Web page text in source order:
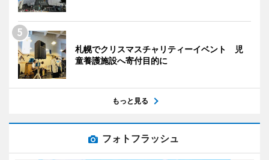
札幌でクリスマスチャリティーイベント 児
童養護施設へ寄付目的に
もっと見る
フォトフラッシュ